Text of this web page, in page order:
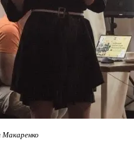
Макаренко